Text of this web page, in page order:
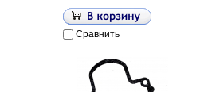
Сравнить